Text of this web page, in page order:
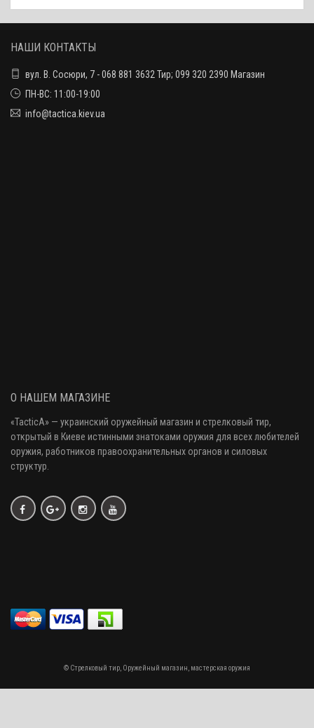
НАШИ КОНТАКТЫ
вул. В. Сосюри, 7 - 068 881 3632 Тир; 099 320 2390 Магазин
ПН-ВС: 11:00-19:00
info@tactica.kiev.ua
О НАШЕМ МАГАЗИНЕ
«TacticA» — украинский оружейный магазин и стрелковый тир,
открытый в Киеве истинными знатоками оружия для всех любителей
оружия, работников правоохранительных органов и силовых
структур.
© Стрелковый тир, Оружейный магазин, мастерская оружия